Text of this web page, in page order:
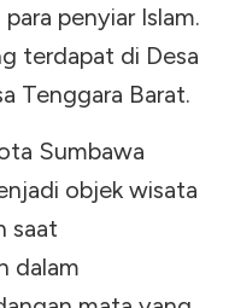
penyiar Islam.
terdapat di Desa
Tenggara Barat.
Sumbawa
objek wisata
saat
dalam